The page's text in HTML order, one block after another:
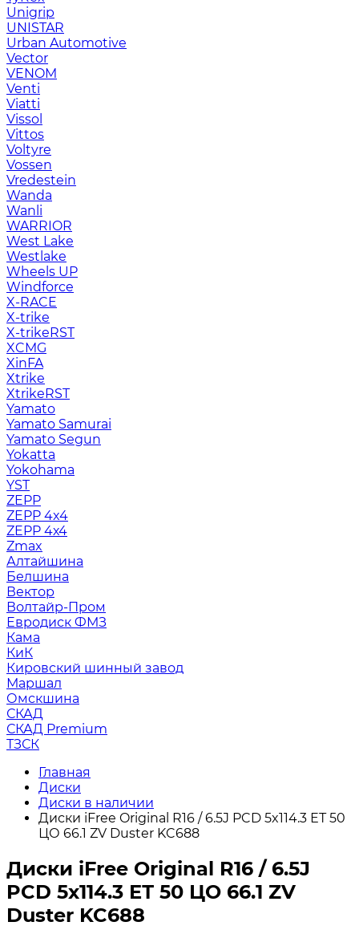
Unigrip
UNISTAR
Urban Automotive
Vector
VENOM
Venti
Viatti
Vissol
Vittos
Voltyre
Vossen
Vredestein
Wanda
Wanli
WARRIOR
West Lake
Westlake
Wheels UP
Windforce
X-RACE
X-trike
X-trikeRST
XCMG
XinFA
Xtrike
XtrikeRST
Yamato
Yamato Samurai
Yamato Segun
Yokatta
Yokohama
YST
ZEPP
ZEPP 4x4
ZEPP 4х4
Zmax
Алтайшина
Белшина
Вектор
Волтайр-Пром
Евродиск ФМЗ
Кама
КиК
Кировский шинный завод
Маршал
Омскшина
СКАД
СКАД Premium
ТЗСК
Главная
Диски
Диски в наличии
Диски iFree Original R16 / 6.5J PCD 5x114.3 ЕТ 50
ЦО 66.1 ZV Duster KC688
Диски iFree Original R16 / 6.5J
PCD 5x114.3 ЕТ 50 ЦО 66.1 ZV
Duster KC688